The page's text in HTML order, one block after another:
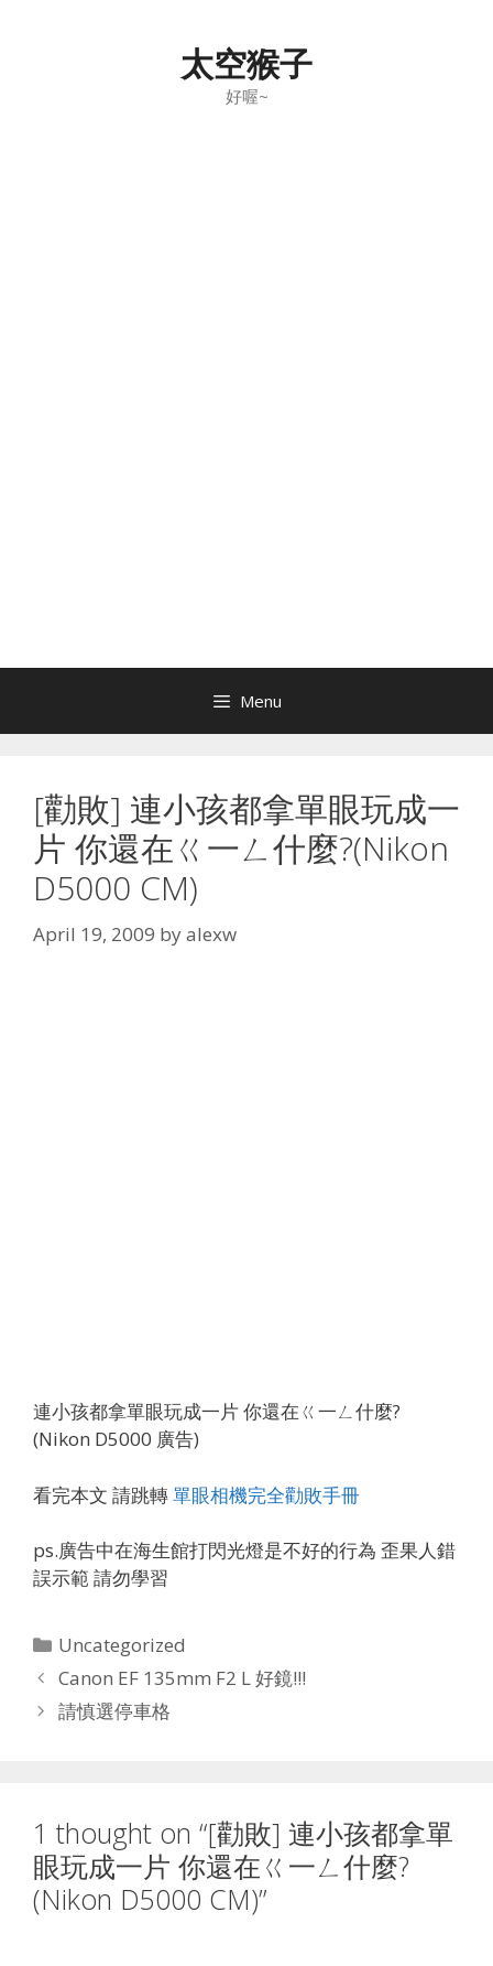
太空猴子
好喔~
Menu
[勸敗] 連小孩都拿單眼玩成一
片 你還在ㄍ一ㄥ什麼?(Nikon
D5000 CM)
April 19, 2009 byalexw
連小孩都拿單眼玩成一片 你還在ㄍ一ㄥ什麼?
(Nikon D5000 廣告)
看完本文 請跳轉單眼相機完全勸敗手冊
ps.廣告中在海生館打閃光燈是不好的行為 歪果人錯
誤示範 請勿學習
Categories
Uncategorized
Canon EF 135mm F2 L 好鏡!!!
請慎選停車格
1 thought on “[勸敗] 連小孩都拿單
眼玩成一片 你還在ㄍ一ㄥ什麼?
(Nikon D5000 CM)”